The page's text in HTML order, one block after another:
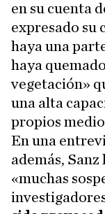
en su cuenta
expresado su
haya una
haya
vegetación»
una alta
propios
En una
además,
«muchas